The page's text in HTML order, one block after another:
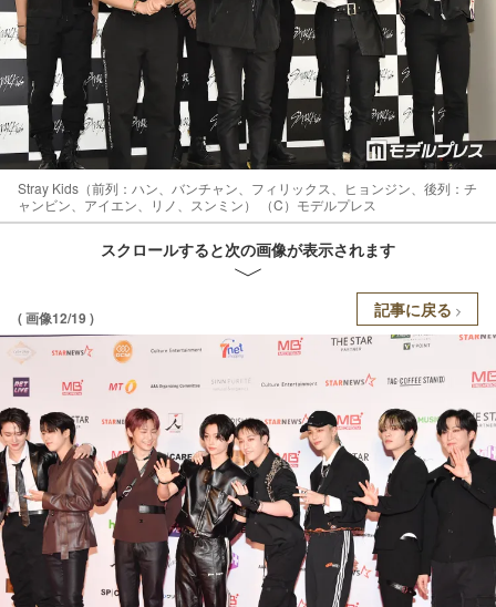
Stray Kids（前列：ハン、バンチャン、フィリックス、ヒョンジン、後列：チ
ャンビン、アイエン、リノ、スンミン） （C）モデルプレス
スクロールすると次の画像が表示されます
( 画像12/19 ) 記事に戻る